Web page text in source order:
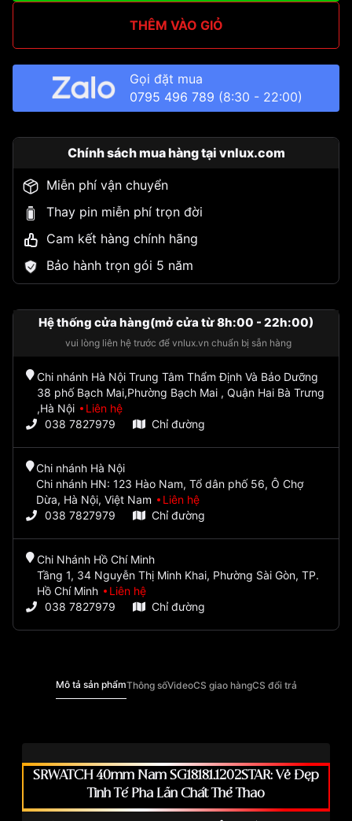
THÊM VÀO GIỎ
Gọi đặt mua
0795 496 789 (8:30 - 22:00)
Chính sách mua hàng tại vnlux.com
Miễn phí vận chuyển
Thay pin miễn phí trọn đời
Cam kết hàng chính hãng
Bảo hành trọn gói 5 năm
Hệ thống cửa hàng(mở cửa từ 8h:00 - 22h:00)
vui lòng liên hệ trước để vnlux.vn chuẩn bị sẵn hàng
Chi nhánh Hà Nội Trung Tâm Thẩm Định Và Bảo Dưỡng
38 phố Bạch Mai,Phường Bạch Mai , Quận Hai Bà Trưng
,Hà Nội
Liên hệ
038 7827979
Chỉ đường
Chi nhánh Hà Nội
Chi nhánh HN: 123 Hào Nam, Tổ dân phố 56, Ô Chợ
Dừa, Hà Nội, Việt Nam
Liên hệ
038 7827979
Chỉ đường
Chi Nhánh Hồ Chí Minh
Tầng 1, 34 Nguyễn Thị Minh Khai, Phường Sài Gòn, TP.
Hồ Chí Minh
Liên hệ
038 7827979
Chỉ đường
Mô tả sản phẩmThông sốVideoCS giao hàngCS đổi trả
SRWATCH 40mm Nam SG18181.1202STAR: Vẻ Đẹp
Tinh Tế Pha Lẫn Chất Thể Thao